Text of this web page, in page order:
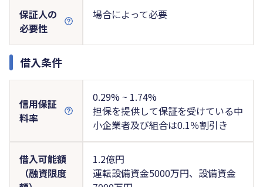
保証人の
必要性
場合によって必要
借入条件
信用保証
料率
0.29% ~ 1.74%
担保を提供して保証を受けている中
小企業者及び組合は0.1％割引き
借入可能額
（融資限度
1.2億円
運転設備資金5000万円、設備資金